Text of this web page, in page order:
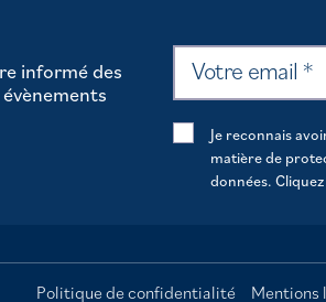
informé des
Je reconnais
matière de
données.
Politique de confidentialité Mentions